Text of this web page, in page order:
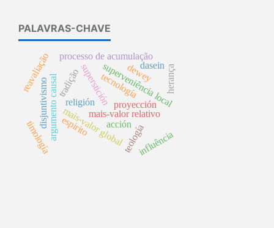
PALAVRAS-CHAVE
argumento causal superstición proyección
processo de acumulação
mais-valor global
mais-valor relativo
superveniência local
disjuntivismo religión
tecnologíadewey
teología
espirito
influência
dasein herança
reavaliação tradição
timología acción